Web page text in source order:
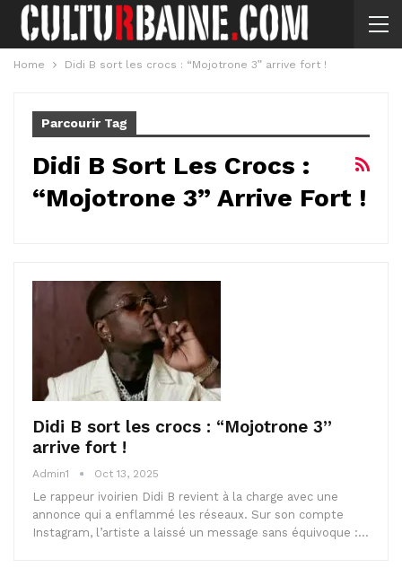
Home Didi B sort les crocs : “Mojotrone 3” arrive fort !
Parcourir Tag
Didi B Sort Les Crocs :
“Mojotrone 3” Arrive Fort !
Didi B sort les crocs : “Mojotrone 3”
arrive fort !
Admin1 Oct 13, 2025
Le rappeur ivoirien Didi B revient à la charge avec une
annonce qui a enflammé les réseaux. Sur son compte
Instagram, l’artiste a laissé un message sans équivoque :…